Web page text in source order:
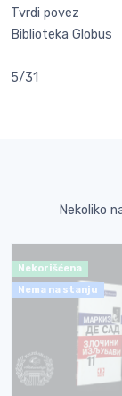
Tvrdi povez
Biblioteka Globus
5/31
Nekoliko
Nekorišćena
Nema na stanju